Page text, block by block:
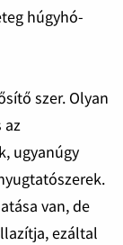
húgyhó­
szer. Olyan
az
ugyanúgy
van, de
ezáltal